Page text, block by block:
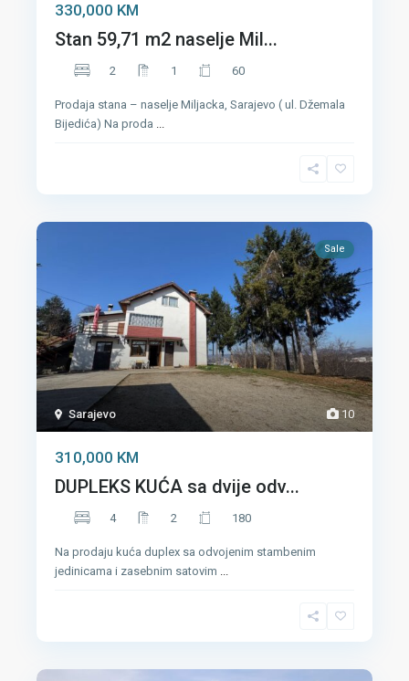
330,000 KM
Stan 59,71 m2 naselje Mil...
2 1 60
Prodaja stana – naselje Miljacka, Sarajevo ( ul. Džemala
Bijedića) Na proda
10
Sarajevo
Sale
310,000 KM
DUPLEKS KUĆA sa dvije odv...
4 2 180
Na prodaju kuća duplex sa odvojenim stambenim
jedinicama i zasebnim satovim